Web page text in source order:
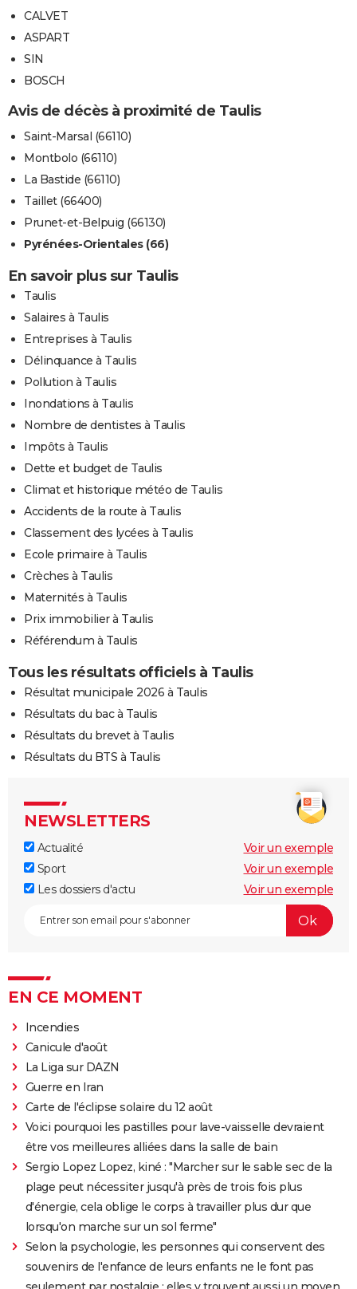
CALVET
ASPART
SIN
BOSCH
Avis de décès à proximité de Taulis
Saint-Marsal (66110)
Montbolo (66110)
La Bastide (66110)
Taillet (66400)
Prunet-et-Belpuig (66130)
Pyrénées-Orientales (66)
En savoir plus sur Taulis
Taulis
Salaires à Taulis
Entreprises à Taulis
Délinquance à Taulis
Pollution à Taulis
Inondations à Taulis
Nombre de dentistes à Taulis
Impôts à Taulis
Dette et budget de Taulis
Climat et historique météo de Taulis
Accidents de la route à Taulis
Classement des lycées à Taulis
Ecole primaire à Taulis
Crèches à Taulis
Maternités à Taulis
Prix immobilier à Taulis
Référendum à Taulis
Tous les résultats officiels à Taulis
Résultat municipale 2026 à Taulis
Résultats du bac à Taulis
Résultats du brevet à Taulis
Résultats du BTS à Taulis
NEWSLETTERS
Actualité
Voir un exemple
Sport
Voir un exemple
Les dossiers d'actu
Voir un exemple
EN CE MOMENT
Incendies
Canicule d'août
La Liga sur DAZN
Guerre en Iran
Carte de l'éclipse solaire du 12 août
Voici pourquoi les pastilles pour lave-vaisselle devraient
être vos meilleures alliées dans la salle de bain
Sergio Lopez Lopez, kiné : "Marcher sur le sable sec de la
plage peut nécessiter jusqu'à près de trois fois plus
d'énergie, cela oblige le corps à travailler plus dur que
lorsqu'on marche sur un sol ferme"
Selon la psychologie, les personnes qui conservent des
souvenirs de l'enfance de leurs enfants ne le font pas